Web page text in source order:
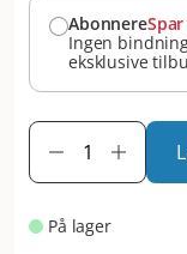
Abonnere
Ingen
eksklusive
På lager